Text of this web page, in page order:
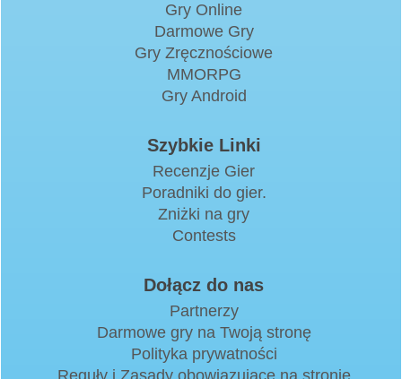
Gry Online
Darmowe Gry
Gry Zręcznościowe
MMORPG
Gry Android
Szybkie Linki
Recenzje Gier
Poradniki do gier.
Zniżki na gry
Contests
Dołącz do nas
Partnerzy
Darmowe gry na Twoją stronę
Polityka prywatności
Reguły i Zasady obowiązujące na stronie